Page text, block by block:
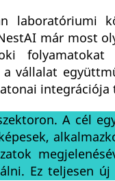
laboratóriumi
már most
vállalat
integrációja
A cél
Ez teljesen